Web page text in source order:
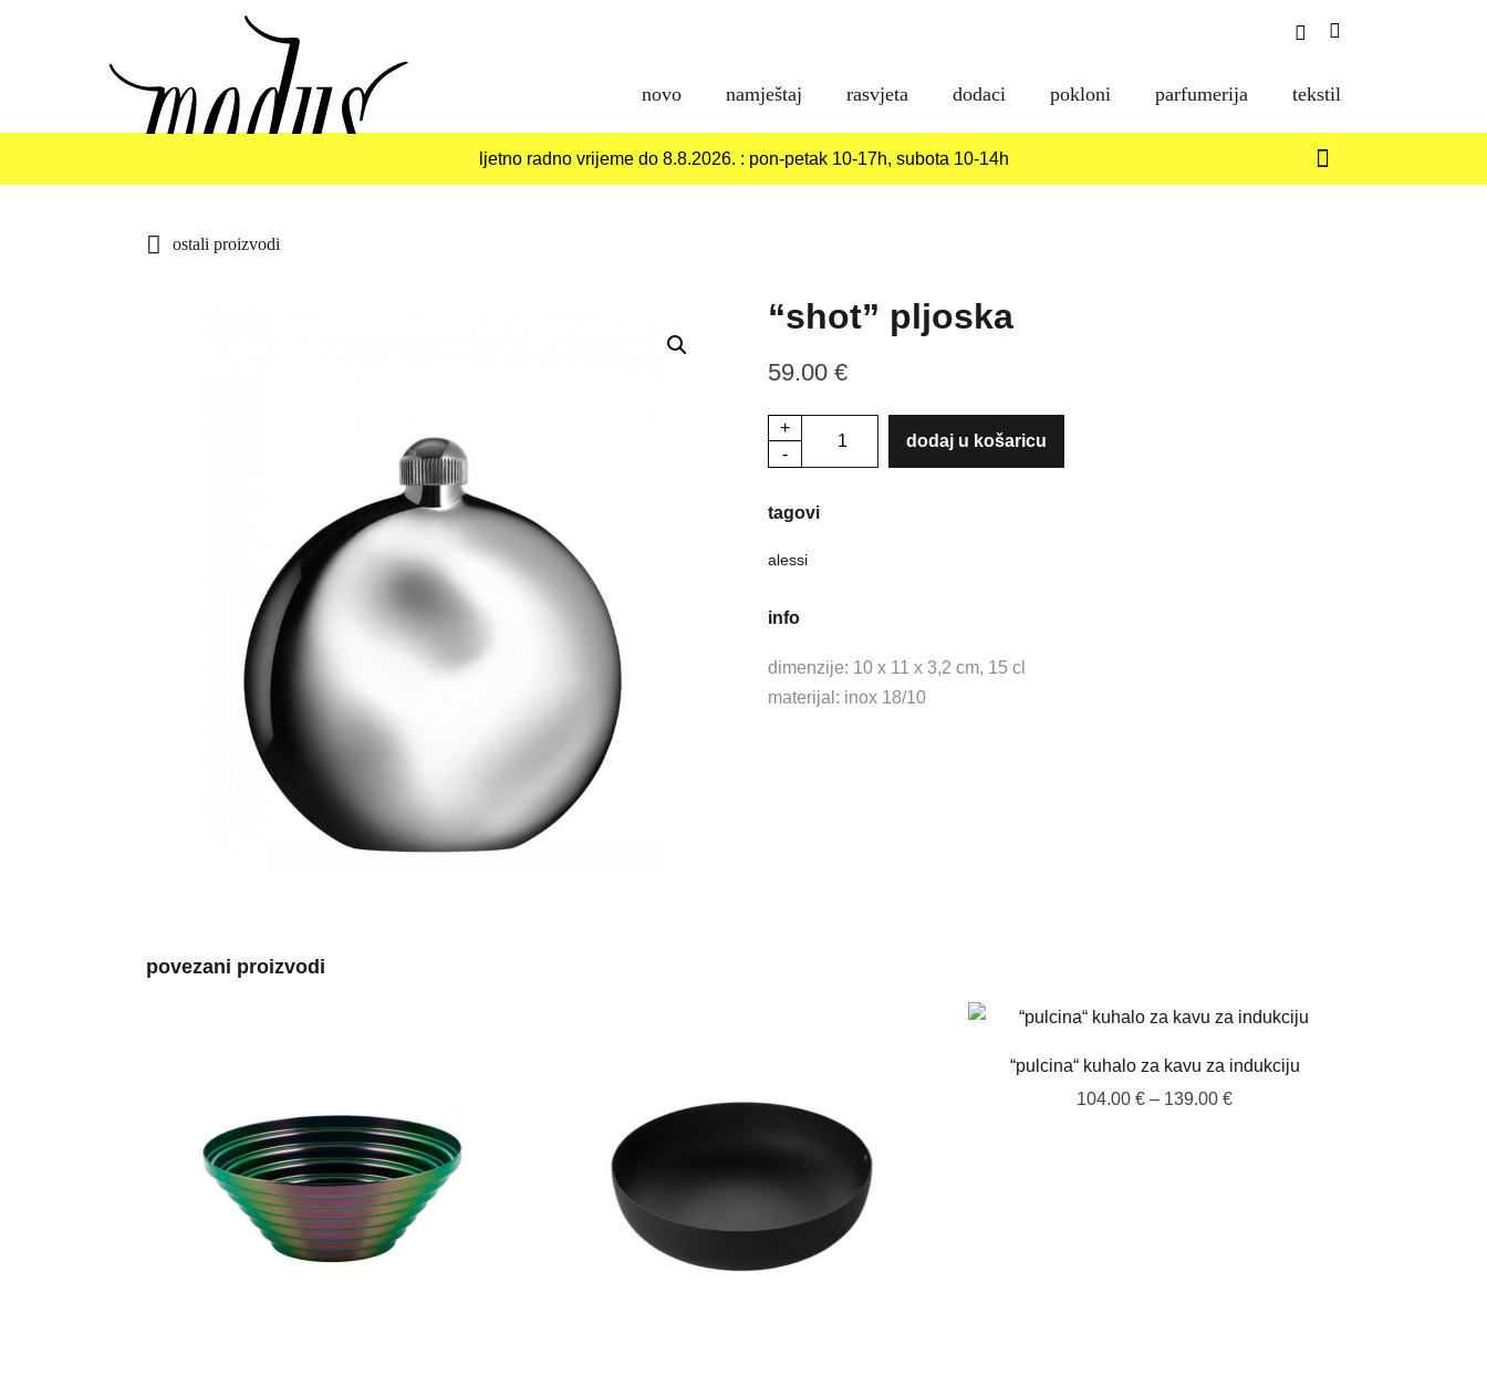
Search
novo namještaj rasvjeta dodaci pokloni parfumerija tekstil
ljetno radno vrijeme do 8.8.2026. : pon-petak 10-17h, subota 10-14h
ostali proizvodi
“shot” pljoska
59.00 €
+
-
dodaj u košaricu
tagovi
alessi
info
dimenzije: 10 x 11 x 3,2 cm, 15 cl
materijal: inox 18/10
povezani proizvodi
“pulcina“ kuhalo za kavu za indukciju
104.00€ – 139.00€Raspon